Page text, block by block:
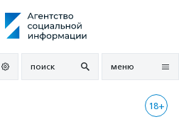
поиск меню
18+